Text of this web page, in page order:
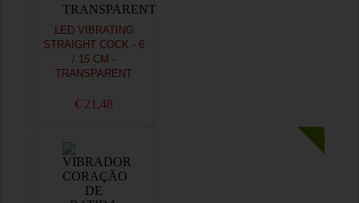
LED VIBRATING
STRAIGHT COCK - 6
/ 15 CM -
TRANSPARENT
€ 21,48